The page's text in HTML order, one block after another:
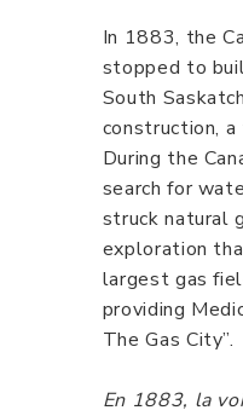
In 1883, the
stopped to
South
construction,
During the
search for
struck natural
exploration
largest gas
providing
The Gas City”.
En 1883, la